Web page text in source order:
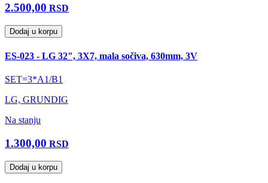
2.500,00 RSD
Dodaj u korpu
ES-023 - LG 32", 3X7, mala sočiva, 630mm, 3V
SET=3*A1/B1
LG, GRUNDIG
Na stanju
1.300,00 RSD
Dodaj u korpu